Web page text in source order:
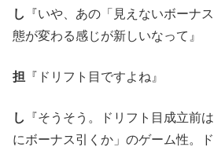
し
『いや、あの「見えないボーナ
態が変わる感じが新しいなって』
担 『ドリフト目ですよね』
し
『そうそう。ドリフト目成立前
にボーナス引くか」のゲーム性。